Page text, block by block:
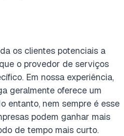
os clientes potenciais a
o provedor de serviços
Em nossa experiência,
geralmente oferece um
entanto, nem sempre é esse
podem ganhar mais
de tempo mais curto.